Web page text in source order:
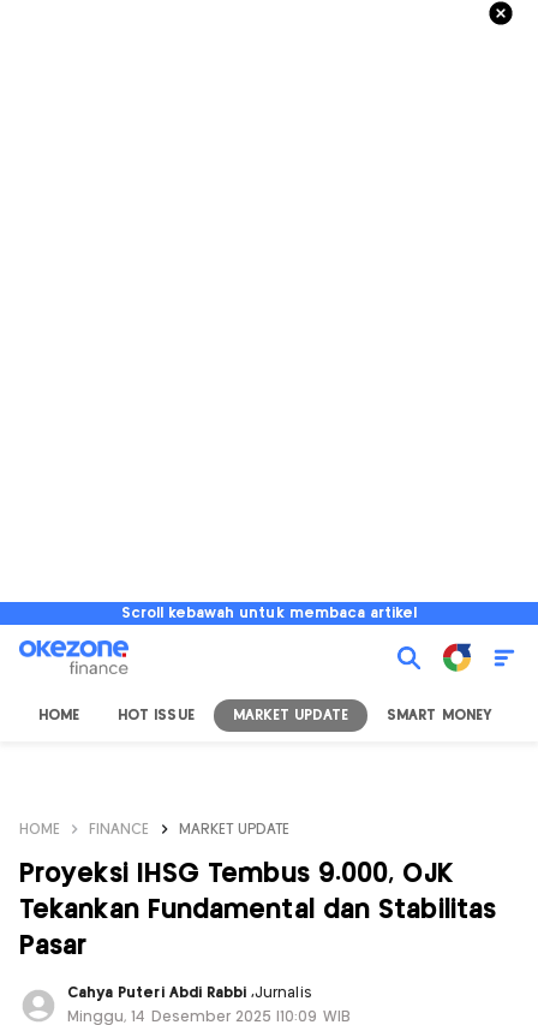
Scroll kebawah untuk membaca artikel
HOME HOT ISSUE MARKET UPDATE SMART MONEY
HOME FINANCE MARKET UPDATE
Proyeksi IHSG Tembus 9.000, OJK
Tekankan Fundamental dan Stabilitas
Pasar
Cahya Puteri Abdi Rabbi,Jurnalis
Minggu, 14 Desember 2025 |10:09 WIB